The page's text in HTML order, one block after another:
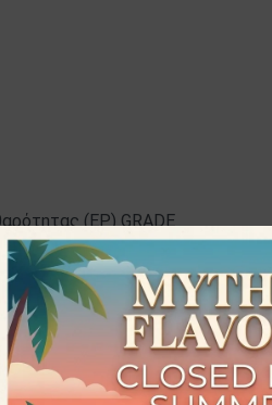
(EP) GRADE
χρήση. Προσθέτετε ένα
εβδομάδα, αμέσως μετά το
ποδόλουτρο ή γενικότερα στο
με τα μάτια.